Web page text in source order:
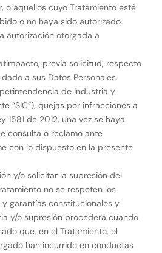
o aquellos cuyo Tratamiento esté
o no haya sido autorizado.
autorización otorgada a
previa solicitud, respecto
a sus Datos Personales.
de Industria y
“SIC”), quejas por infracciones a
1581 de 2012, una vez se haya
consulta o reclamo ante
con lo dispuesto en la presente
y/o solicitar la supresión del
no se respeten los
garantías constitucionales y
y/o supresión procederá cuando
que, en el Tratamiento, el
han incurrido en conductas